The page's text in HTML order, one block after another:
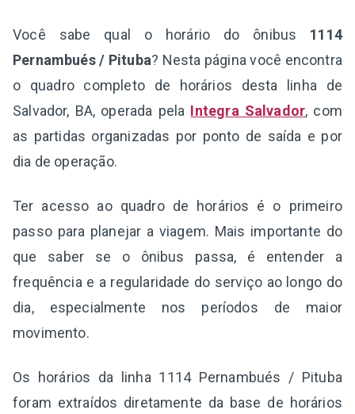
Você sabe qual o horário do ônibus 1114
Pernambués / Pituba? Nesta página você encontra
o quadro completo de horários desta linha de
Salvador, BA, operada pela Integra Salvador, com
as partidas organizadas por ponto de saída e por
dia de operação.
Ter acesso ao quadro de horários é o primeiro
passo para planejar a viagem. Mais importante do
que saber se o ônibus passa, é entender a
frequência e a regularidade do serviço ao longo do
dia, especialmente nos períodos de maior
movimento.
Os horários da linha 1114 Pernambués / Pituba
foram extraídos diretamente da base de horários